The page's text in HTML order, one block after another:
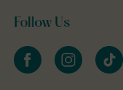
Follow Us
facebookinstagramtiktok